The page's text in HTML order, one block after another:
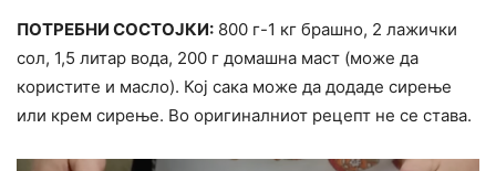
ПОТРЕБНИ СОСТОЈКИ: 800 г-1 кг брашно, 2 лажички
сол, 1,5 литар вода, 200 г домашна маст (може да
користите и масло). Кој сака може да додаде сирење
или крем сирење. Во оригиналниот рецепт не се става.